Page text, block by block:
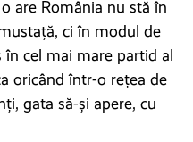
are România nu stă în
ci în modul de
în cel mai mare partid al
oricând într-o rețea de
gata să-și apere, cu